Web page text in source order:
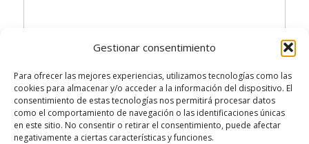
Gestionar consentimiento
Para ofrecer las mejores experiencias, utilizamos tecnologías como las
cookies para almacenar y/o acceder a la información del dispositivo. El
consentimiento de estas tecnologías nos permitirá procesar datos
como el comportamiento de navegación o las identificaciones únicas
en este sitio. No consentir o retirar el consentimiento, puede afectar
negativamente a ciertas características y funciones.
Destination branding, the case of Matarranya
fromGersón Beltran